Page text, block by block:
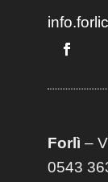
Forlì –
0543